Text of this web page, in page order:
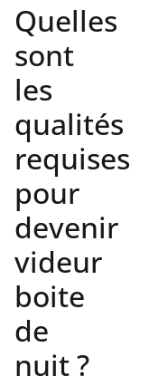
Quelles
sont
les
qualités
requises
pour
devenir
videur
boite
de
nuit ?